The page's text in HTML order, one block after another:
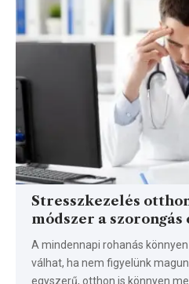
Stresszkezelés
módszer a szorongás
A mindennapi rohanás
válhat, ha nem figyelünk
egyszerű, otthon is könnyen